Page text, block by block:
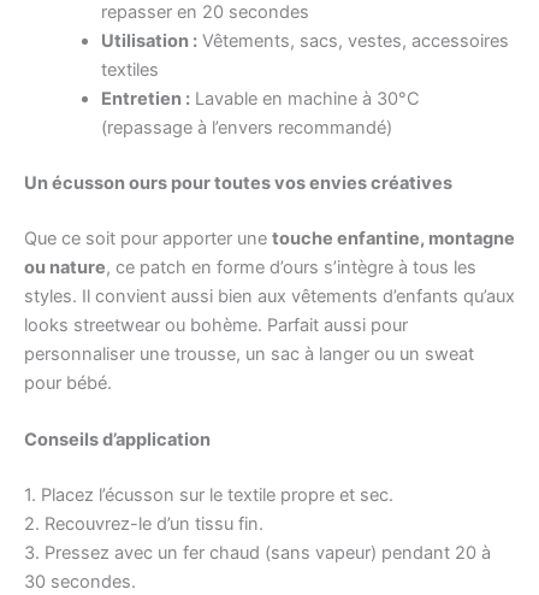
repasser en 20 secondes
Utilisation :Vêtements, sacs, vestes, accessoires
textiles
Entretien :Lavable en machine à 30°C
(repassage à l’envers recommandé)
Un écusson ours pour toutes vos envies créatives
Que ce soit pour apporter une touche enfantine, montagne
ou nature, ce patch en forme d’ours s’intègre à tous les
styles. Il convient aussi bien aux vêtements d’enfants qu’aux
looks streetwear ou bohème. Parfait aussi pour
personnaliser une trousse, un sac à langer ou un sweat
pour bébé.
Conseils d’application
1. Placez l’écusson sur le textile propre et sec.
2. Recouvrez-le d’un tissu fin.
3. Pressez avec un fer chaud (sans vapeur) pendant 20 à
30 secondes.